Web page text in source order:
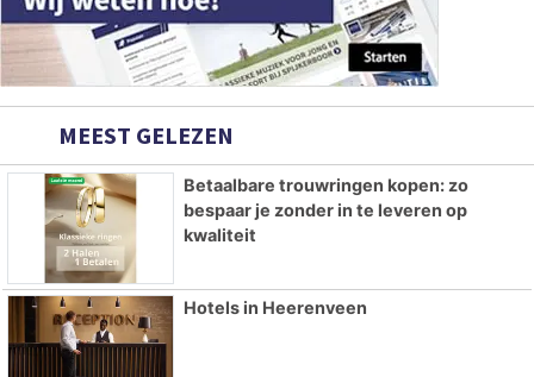
MEEST GELEZEN
Betaalbare trouwringen kopen: zo
bespaar je zonder in te leveren op
kwaliteit
Hotels in Heerenveen